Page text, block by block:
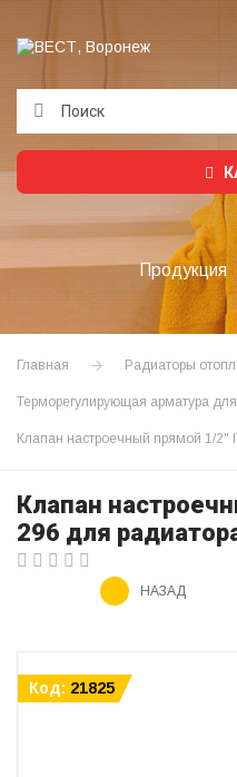
Продукция
Главная Радиаторы
Терморегулирующая арматура
Клапан настроечный прямой 1/2"
Клапан
296 для
НАЗАД
Код: 21825